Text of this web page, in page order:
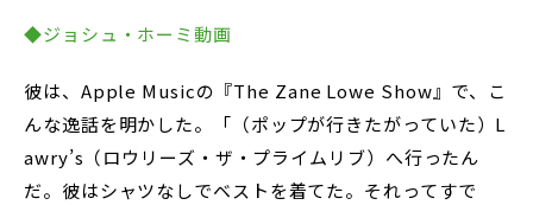
◆ジョシュ・ホーミ動画
彼は、Apple Musicの『The Zane Lowe Show』で、こ
んな逸話を明かした。「（ポップが行きたがっていた）L
awry’s（ロウリーズ・ザ・プライムリブ）へ行ったん
だ。彼はシャツなしでベストを着てた。それってすで